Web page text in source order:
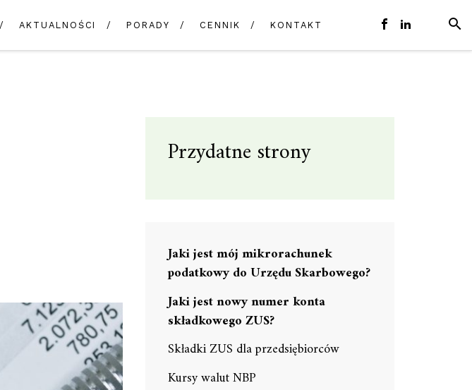
AKTUALNOŚCI PORADY CENNIK KONTAKT
Przydatne strony
Jaki jest mój mikrorachunek
podatkowy do Urzędu Skarbowego?
Jaki jest nowy numer konta
składkowego ZUS?
Składki ZUS dla przedsiębiorców
Kursy walut NBP